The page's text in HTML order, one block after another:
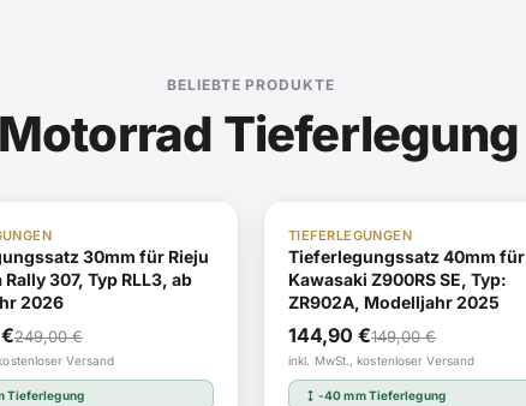
BELIEBTE PRODUKTE
Tieferlegung
30mm für Rieju
307, Typ RLL3, ab
2026
249,00€
€
Versand
Tieferlegung
ABE i.V.
TIEFERLEGUNGEN
Tieferlegungssatz 40mm für
Kawasaki Z900RS SE, Typ:
ZR902A, Modelljahr 2025
149,00€
Ursprünglicher
Preis
war:
144,90 €
Aktueller
Preis
ist:
inkl. MwSt., kostenloser Versand
height -40 mm Tieferlegung